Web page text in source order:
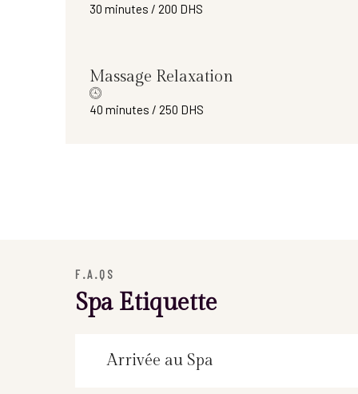
30 minutes / 200 DHS
Massage Relaxation
40 minutes / 250 DHS
F.A.QS
Spa Etiquette
Arrivée au Spa